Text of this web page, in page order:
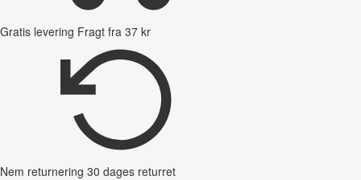
Gratis levering Fragt fra 37 kr
Nem returnering 30 dages returret